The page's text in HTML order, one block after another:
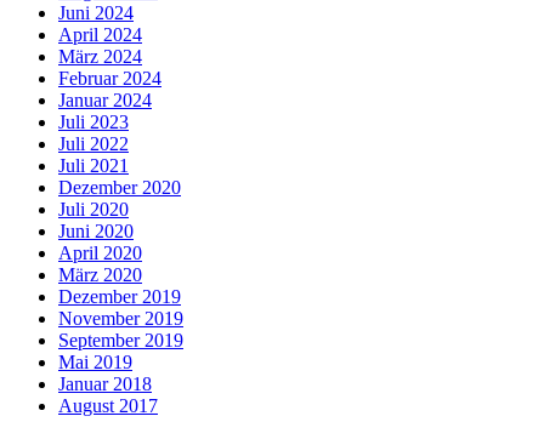
Juni 2024
April 2024
März 2024
Februar 2024
Januar 2024
Juli 2023
Juli 2022
Juli 2021
Dezember 2020
Juli 2020
Juni 2020
April 2020
März 2020
Dezember 2019
November 2019
September 2019
Mai 2019
Januar 2018
August 2017